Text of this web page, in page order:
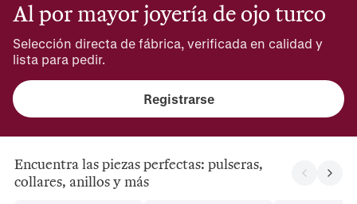
Al por mayor joyería de ojo turco
Selección directa de fábrica, verificada en calidad y
lista para pedir.
Registrarse
Encuentra las piezas perfectas: pulseras,
collares, anillos y más